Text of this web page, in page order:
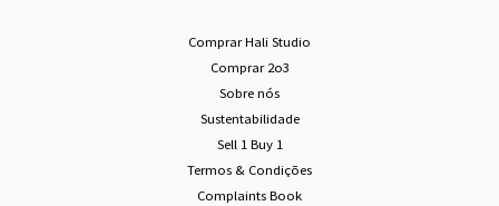
Comprar Hali Studio
Comprar 2o3
Sobre nós
Sustentabilidade
Sell 1 Buy 1
Termos & Condições
Complaints Book